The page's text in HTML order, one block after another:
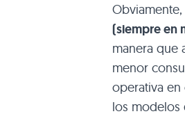
Obviamente,
(siempre en
manera que
menor
operativa
los modelos